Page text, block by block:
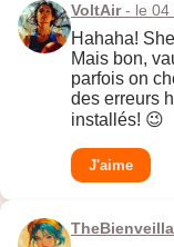
VoltAir- le 04
Hahaha!
Mais bon,
parfois on
des erreurs
installés! 😉
J'aime